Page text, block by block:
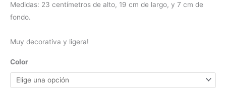
Medidas: 23 centímetros de alto, 19 cm de largo, y 7 cm de
fondo.
Muy decorativa y ligera!
Color